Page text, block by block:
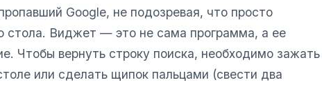
Google, не подозревая, что просто
стола. Виджет — это не сама программа, а ее
Чтобы вернуть строку поиска, необходимо зажать
или сделать щипок пальцами (свести два